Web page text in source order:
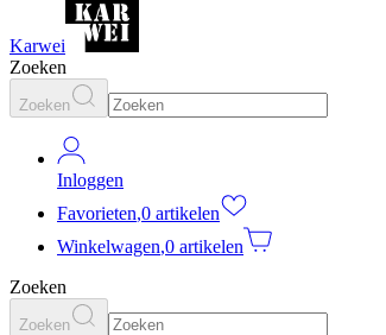
Karwei
Zoeken
Zoeken
Inloggen
Favorieten,0 artikelen
Winkelwagen,0 artikelen
Zoeken
Zoeken